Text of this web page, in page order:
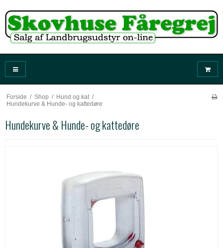
Forside / Shop / Hund og kat /
Hundekurve & Hunde- og kattedøre
Hundekurve & Hunde- og kattedøre